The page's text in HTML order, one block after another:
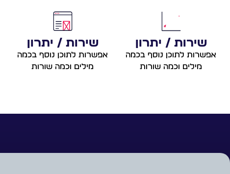
שירות / יתרון
אפשרות לתוכן נוסף בכמה
מילים וכמה שורות
שירות / יתרון
אפשרות לתוכן נוסף בכמה
מילים וכמה שורות